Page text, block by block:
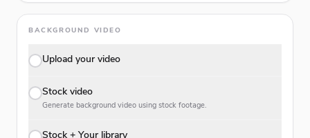
BACKGROUND VIDEO
Upload your video
Stock video
Generate background video using stock footage.
Stock + Your library